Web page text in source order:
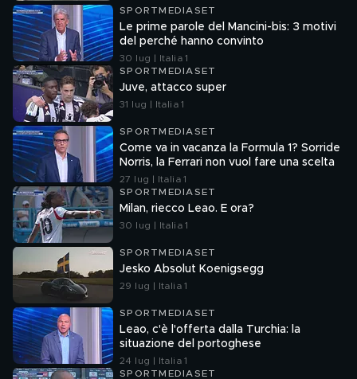
SPORTMEDIASET
Le prime parole del Mancini-bis: 3 motivi
del perché hanno convinto
30 lug | Italia 1
SPORTMEDIASET
Juve, attacco super
31 lug | Italia 1
SPORTMEDIASET
Come va in vacanza la Formula 1? Sorride
Norris, la Ferrari non vuol fare una scelta
27 lug | Italia 1
SPORTMEDIASET
Milan, riecco Leao. E ora?
30 lug | Italia 1
SPORTMEDIASET
Jesko Absolut Koenigsegg
29 lug | Italia 1
SPORTMEDIASET
Leao, c'è l'offerta dalla Turchia: la
situazione del portoghese
24 lug | Italia 1
SPORTMEDIASET